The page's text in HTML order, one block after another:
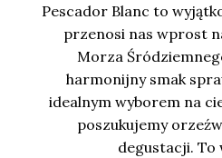
Pescador Blanc to
przenosi nas wprost
Morza
harmonijny smak
idealnym wyborem na
poszukujemy
degustacji. To